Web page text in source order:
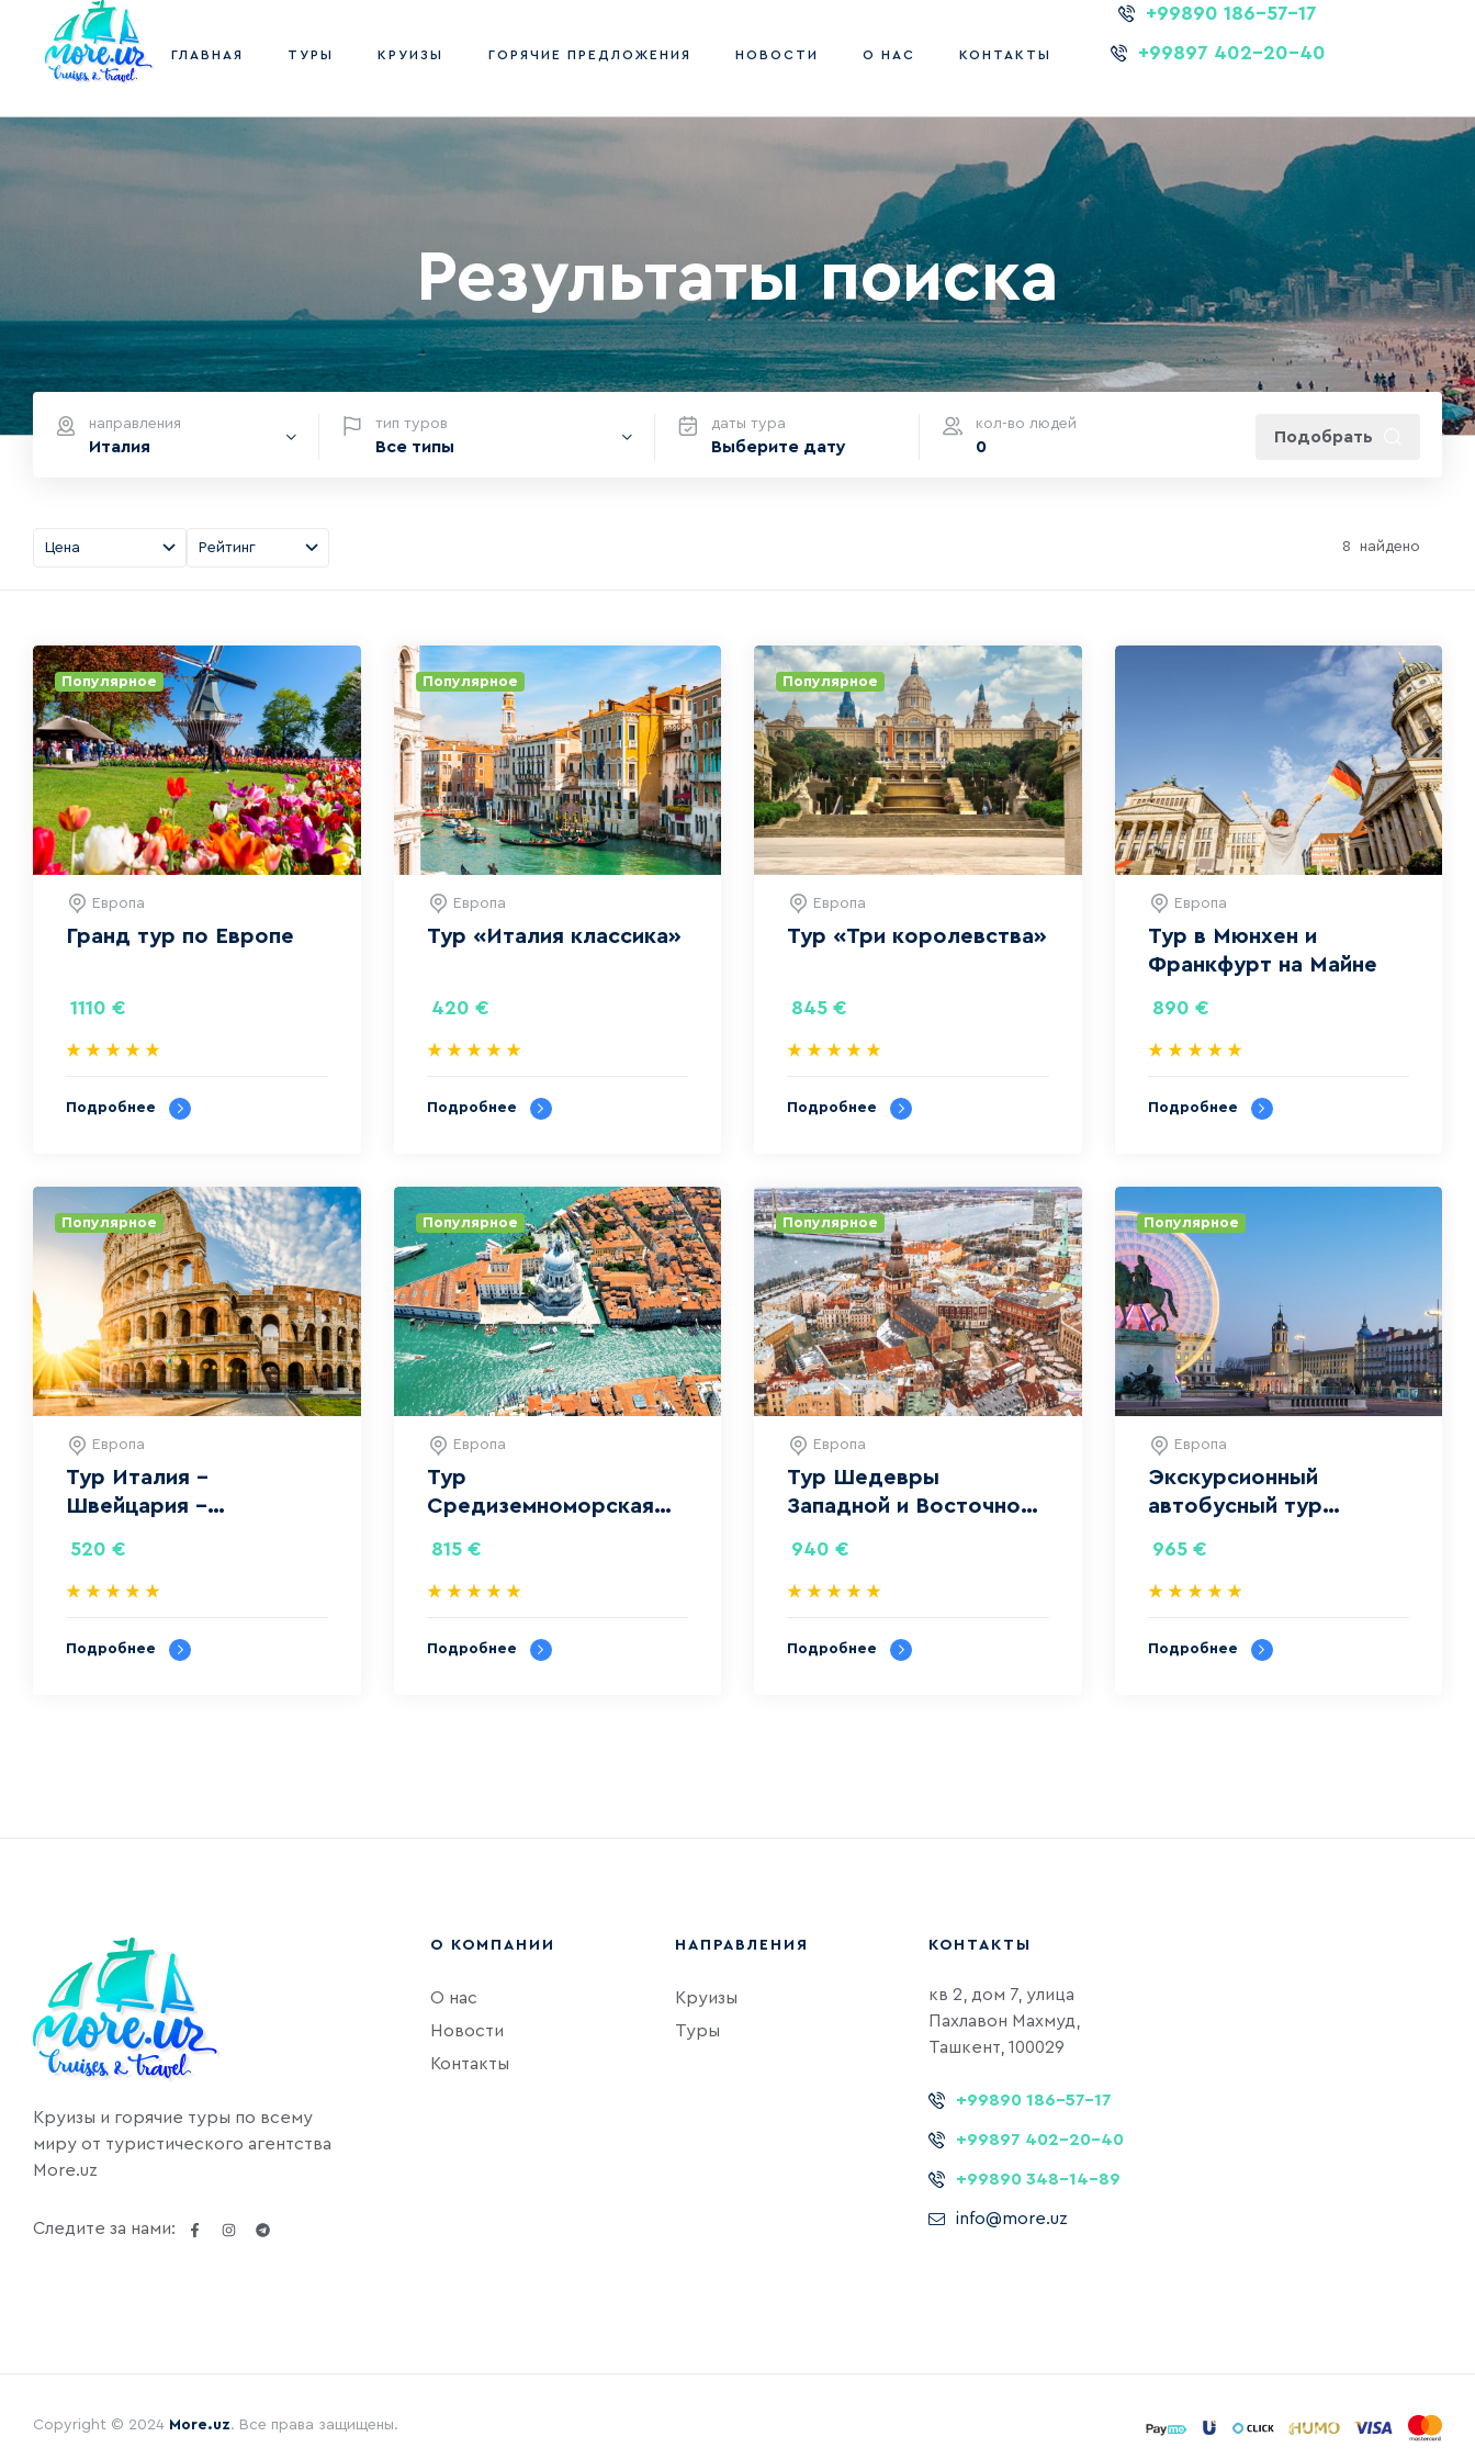
ГЛАВНАЯ ТУРЫ КРУИЗЫ ГОРЯЧИЕ ПРЕДЛОЖЕНИЯ НОВОСТИ О НАС КОНТАКТЫ
+99890 186-57-17
+99897 402-20-40
Результаты поиска
направления
Италия
тип туров
Все типы
даты тура кол-во людей
0
Подобрать
Цена Рейтинг 8 найдено
Популярное
Европа
Гранд тур по Европе
1110 €
Подробнее
Популярное
Европа
Тур «‎Италия классика»
420 €
Подробнее
Популярное
Европа
Тур «Три королевства»
845 €
Подробнее
Европа
Тур в Мюнхен и
Франкфурт на Майне
890 €
Подробнее
Популярное
Европа
Тур Италия –
Швейцария –
520 €
Подробнее
Популярное
Европа
Тур
Средиземноморская
815 €
Подробнее
Популярное
Европа
Тур Шедевры
Западной и Восточной
940 €
Подробнее
Популярное
Европа
Экскурсионный
автобусный тур
965 €
Подробнее
Круизы и горячие туры по всему
миру от туристического агентства
More.uz
Следите за нами:
О КОМПАНИИ
О нас
Новости
Контакты
НАПРАВЛЕНИЯ
Круизы
Туры
КОНТАКТЫ
кв 2, дом 7, улица
Пахлавон Махмуд,
Ташкент, 100029
+99890 186-57-17
+99897 402-20-40
+99890 348-14-89
info@more.uz
Copyright © 2024 More.uz. Все права защищены.